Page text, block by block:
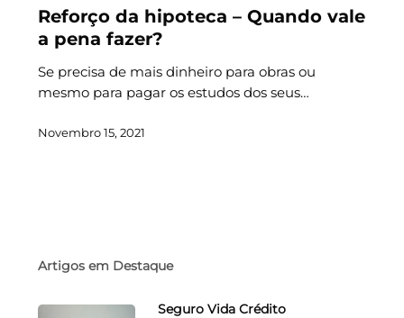
Reforço da hipoteca – Quando vale
a pena fazer?
Se precisa de mais dinheiro para obras ou
mesmo para pagar os estudos dos seus…
Novembro 15, 2021
Artigos em Destaque
Seguro Vida Crédito